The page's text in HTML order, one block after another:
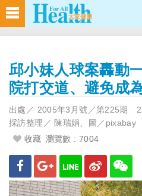
邱小妹人球案轟動
院打交道、避免成
出處／ 2005年3月號／第225期
採訪整理／ 陳瑞娟、圖／pixabay
收藏 瀏覽數 : 7004